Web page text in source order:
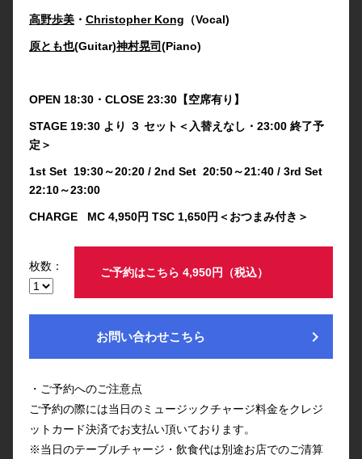
高野歩美・ Christopher Kong （Vocal)
原とも也(Guitar)神村晃司(Piano)
OPEN 18:30・CLOSE 23:30【空席有り】
STAGE 19:30 より ３ セット＜入替えなし・23:00 終了予
定＞
1st Set 19:30～20:20 / 2nd Set 20:50～21:40 / 3rd Set
22:10～23:00
CHARGE MC 4,950円 TSC 1,650円＜おつまみ付き＞
枚数： ご予約はこちら 4,950円（税込）
お問い合わせこちら chevron_right
・ご予約へのご注意点
ご予約の際には当日のミュージックチャージ料金をクレジ
ットカード決済でお支払い頂いております。
※当日のテーブルチャージ・飲食代は別途お店でのご清算